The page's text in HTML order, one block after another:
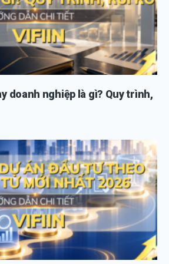
doanh nghiệp là gì? Quy trình,